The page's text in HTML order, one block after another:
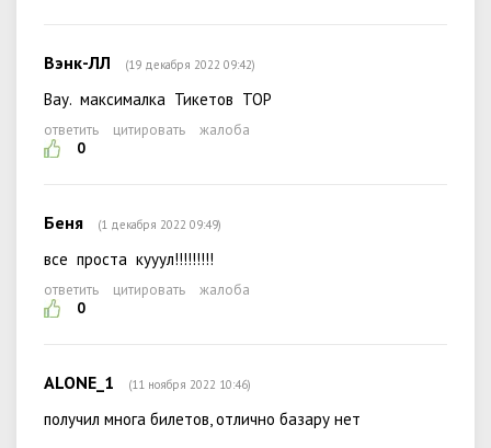
Вэнк-ЛЛ (19 декабря 2022 09:42)
Вау. максималка Тикетов ТОР
ответить цитировать
жалоба
0
Беня (1 декабря 2022 09:49)
все проста кууул!!!!!!!!!
ответить цитировать
жалоба
0
ALONE_1 (11 ноября 2022 10:46)
получил многа билетов, отлично базару нет